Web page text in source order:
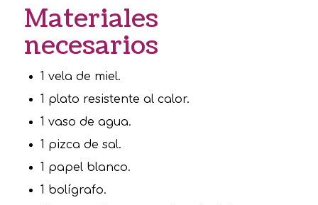
Materiales
necesarios
1 vela de miel.
1 plato resistente al calor.
1 vaso de agua.
1 pizca de sal.
1 papel blanco.
1 bolígrafo.